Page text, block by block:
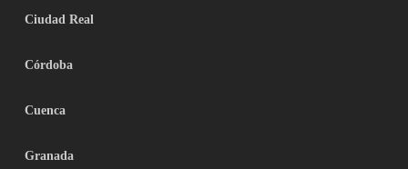
Ciudad Real
Córdoba
Cuenca
Granada